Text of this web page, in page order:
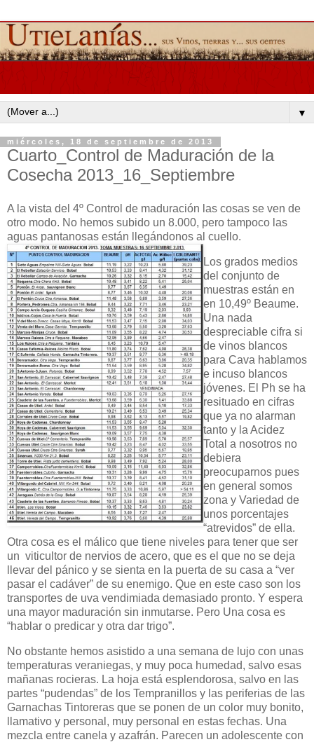
▼
miércoles, 18 de septiembre de 2013
Cuarto_Control de Maduración de la
Cosecha 2013_16_Septiembre
A la vista del 4º Control de maduración las cosas se ven de
otro modo. No hemos subido un 8.000, pero tampoco las
aguas pantanosas están llegándonos al cuello.
Los grados medios
del conjunto de
muestras están en
en 10,49º Beaume.
Una nada
despreciable cifra si
de vinos blancos
para Cava hablamos
e incuso blancos
jóvenes. El Ph se ha
resituado en cifras
que ya no alarman
tanto y la Acidez
Total a nosotros no
debiera
preocuparnos pues
en general somos
zona y Variedad de
unos porcentajes
“atrevidos” de ella.
Otra cosa es el málico que tiene niveles para tener que ser
un viticultor de nervios de acero, que es el que no se deja
llevar del pánico y se sienta en la puerta de su casa a “ver
pasar el cadáver” de su enemigo. Que en este caso son los
transportes de uva vendimiada demasiado pronto. Y espera
una mayor maduración sin inmutarse. Pero Una cosa es
“hablar o predicar y otra dar trigo”.
No obstante hemos asistido a una semana de lujo con unas
temperaturas veraniegas, y muy poca humedad, salvo esas
mañanas rocieras. La hoja está esplendorosa, salvo en las
partes “pudendas” de los Tempranillos y las periferias de las
Garnachas Tintoreras que se ponen de un color muy bonito,
llamativo y personal, muy personal en estas fechas. Una
mezcla entre canela y azafrán. Parecen un adolescente con